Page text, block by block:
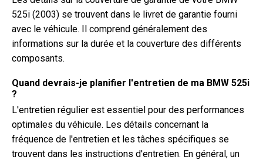
525i (2003) se trouvent dans le livret de garantie fourni
avec le véhicule. Il comprend généralement des
informations sur la durée et la couverture des différents
composants.
Quand devrais-je planifier l'entretien de ma BMW 525i
?
L'entretien régulier est essentiel pour des performances
optimales du véhicule. Les détails concernant la
fréquence de l'entretien et les tâches spécifiques se
trouvent dans les instructions d'entretien. En général, un